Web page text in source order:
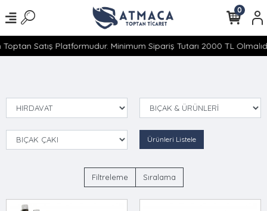
Satış Platformudur. Minimum Sipariş Tutarı 2000 TL
0
Ürünleri Listele
Filtreleme Sıralama